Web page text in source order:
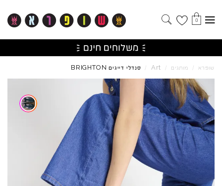
0
שופרא / מותגים /
Art
/ סנדלי דייגים BRIGHTON
Skip to product reviews